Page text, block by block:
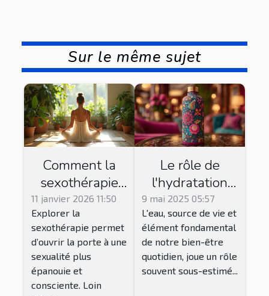
Sur le même sujet
Comment la
sexothérapie
favorise-t-elle
une sexualité
épanouie ?
11 janvier 2026 11:50
Explorer la
sexothérapie permet
d’ouvrir la porte à une
sexualité plus
épanouie et
consciente. Loin
Le rôle de
l'hydratation
dans la
performance
sexuelle les
faits peu
connus sur
9 mai 2025 05:57
L'eau, source de vie et
élément fondamental
de notre bien-être
quotidien, joue un rôle
souvent sous-estimé...